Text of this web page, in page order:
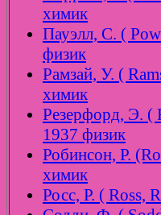
химик
Пауэлл, С. (
физик
Рамзай, У. (
химик
Резерфорд, Э.
1937 физик
Робинсон, Р.
химик
Росс, Р. ( Ross,